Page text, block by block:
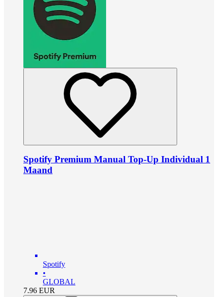
Spotify Premium Manual Top-Up Individual 1
Maand
Spotify
•
GLOBAL
7.96 EUR